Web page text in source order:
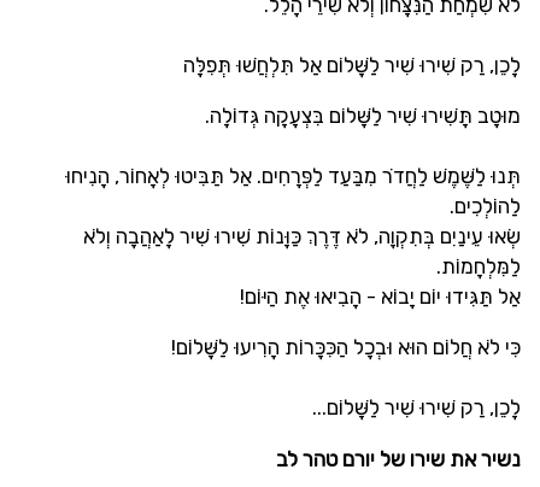
לָכֵן, רַק שִׁירוּ שִׁיר לַשָּׁלוֹם אַל תִּלְחֲשׁוּ תְּפִלָּה
מוּטָב תָּשִׁירוּ שִׁיר לַשָּׁלוֹם בִּצְעָקָה גְּדוֹלָה.
תְּנוּ לַשֶּׁמֶשׁ לַחֲדֹר מִבַּעַד לַפְּרָחִים. אַל תַּבִּיטוּ לְאָחוֹר, הָנִיחוּ
לַהוֹלְכִים.
שְׂאוּ עֵינַיִם בְּתִקְוָה, לֹא דֶּרֶךְ כַּוָּנוֹת שִׁירוּ שִׁיר לָאַהֲבָה וְלֹא
לַמִּלְחָמוֹת.
אַל תַּגִּידוּ יוֹם יָבוֹא - הָבִיאוּ אֶת הַיּוֹם!
כִּי לֹא חֲלוֹם הוּא וּבְכָל הַכִּכָּרוֹת הָרִיעוּ לַשָּׁלוֹם!
לָכֵן, רַק שִׁירוּ שִׁיר לַשָּׁלוֹם...
נשיר את שירו של יורם טהר לב